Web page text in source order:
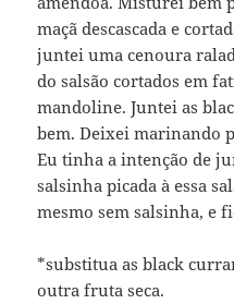
maçã descascada e
juntei uma cenoura
do salsão cortados em
mandoline. Juntei as
bem. Deixei marinando
Eu tinha a intenção de
salsinha picada à essa
mesmo sem salsinha, e
*substitua as black
outra fruta seca.